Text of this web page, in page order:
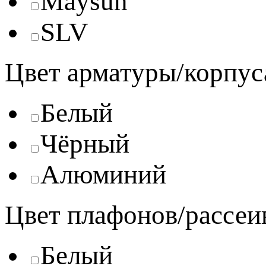
SLV
Цвет арматуры/
Белый
Чёрный
Алюминий
Цвет плафонов/
Белый